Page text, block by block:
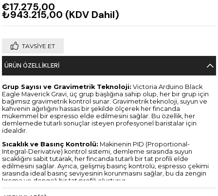
€17.275,00
₺943.215,00 (KDV Dahil)
TAVSIYE ET
ÜRÜN ÖZELLIKLERI
Grup Sayısı ve Gravimetrik Teknoloji: Victoria Arduino Black
Eagle Maverick Gravi, üç grup başlığına sahip olup, her bir grup için
bağımsız gravimetrik kontrol sunar. Gravimetrik teknoloji, suyun ve
kahvenin ağırlığını hassas bir şekilde ölçerek her fincanda
mükemmel bir espresso elde edilmesini sağlar. Bu özellik, her
demlemede tutarlı sonuçlar isteyen profesyonel baristalar için
idealdir.
Sıcaklık ve Basınç Kontrolü: Makinenin PID (Proportional-
Integral-Derivative) kontrol sistemi, demleme sırasında suyun
sıcaklığını sabit tutarak, her fincanda tutarlı bir tat profili elde
edilmesini sağlar. Ayrıca, gelişmiş basınç kontrolü, espresso çekimi
sırasında ideal basınç seviyesinin korunmasını sağlar, bu da zengin
krema ve dengeli bir tat profili oluşturur.
Cool Touch Steam Wand: